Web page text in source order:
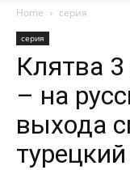
Home серия
серия
Клятва 3
– на
выхода